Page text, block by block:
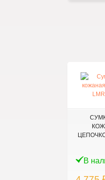
В